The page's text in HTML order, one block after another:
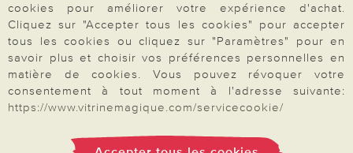
Paiement & Livraison
À propos de nous
cookies pour améliorer votre expérience d'achat.
Cliquez sur "Accepter tous les cookies" pour accepter
tous les cookies ou cliquez sur "Paramètres" pour en
savoir plus et choisir vos préférences personnelles en
matière de cookies. Vous pouvez révoquer votre
consentement à tout moment à l'adresse suivante:
https://www.vitrinemagique.com/servicecookie/